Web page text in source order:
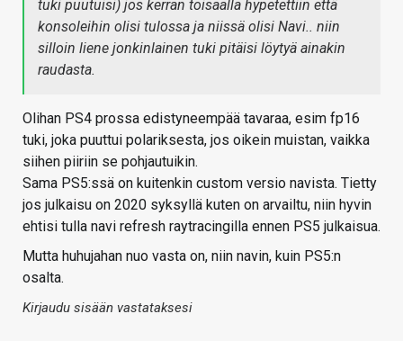
tuki puutuisi) jos kerran toisaalla hypetettiin että
konsoleihin olisi tulossa ja niissä olisi Navi.. niin
silloin liene jonkinlainen tuki pitäisi löytyä ainakin
raudasta.
Olihan PS4 prossa edistyneempää tavaraa, esim fp16
tuki, joka puuttui polariksesta, jos oikein muistan, vaikka
siihen piiriin se pohjautuikin.
Sama PS5:ssä on kuitenkin custom versio navista. Tietty
jos julkaisu on 2020 syksyllä kuten on arvailtu, niin hyvin
ehtisi tulla navi refresh raytracingilla ennen PS5 julkaisua.
Mutta huhujahan nuo vasta on, niin navin, kuin PS5:n
osalta.
Kirjaudu sisään vastataksesi